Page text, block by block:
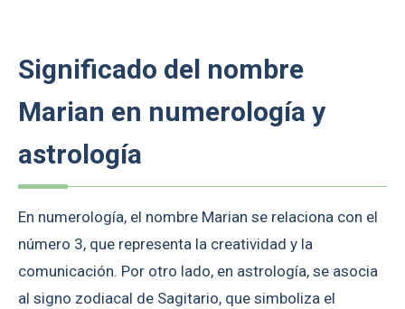
Significado del nombre
Marian en numerología y
astrología
En numerología, el nombre Marian se relaciona con el
número 3, que representa la creatividad y la
comunicación. Por otro lado, en astrología, se asocia
al signo zodiacal de Sagitario, que simboliza el